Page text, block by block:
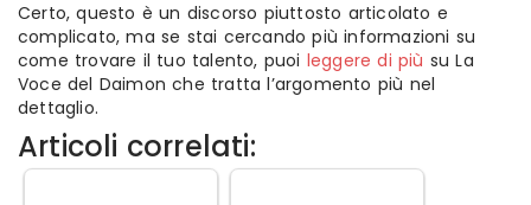
Certo, questo è un discorso piuttosto articolato e
complicato, ma se stai cercando più informazioni su
come trovare il tuo talento, puoi leggere di più su La
Voce del Daimon che tratta l’argomento più nel
dettaglio.
Articoli correlati: